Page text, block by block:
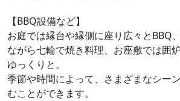
【BBQ設備など】
お庭では縁台や縁側に座り広々とBBQ
ながら七輪で焼き料理、お座敷では囲
ゆっくりと。
季節や時間によって、さまざまなシー
むことができます。